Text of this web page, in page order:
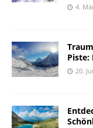
4.
Piste:
20.